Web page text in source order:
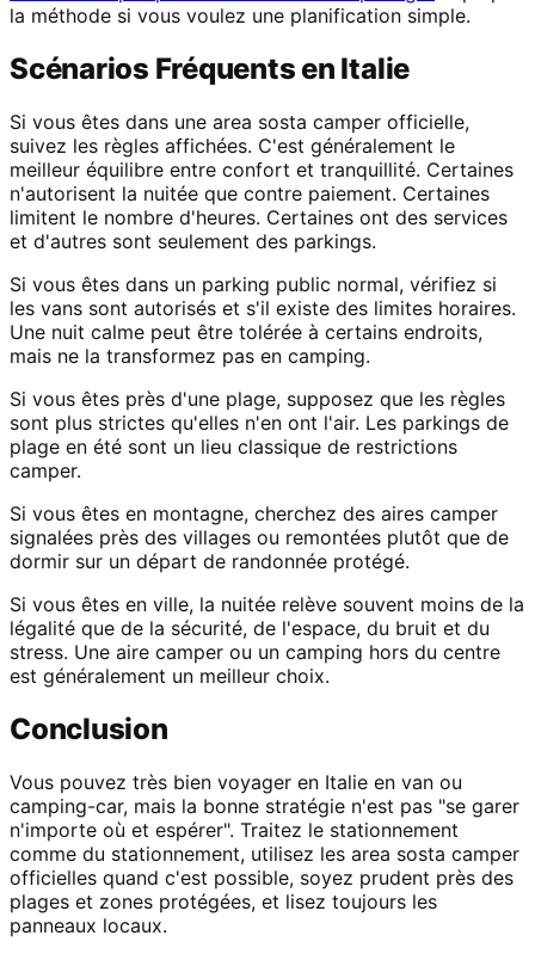
la méthode si vous voulez une planification simple.
Scénarios Fréquents en Italie
Si vous êtes dans une area sosta camper officielle,
suivez les règles affichées. C'est généralement le
meilleur équilibre entre confort et tranquillité. Certaines
n'autorisent la nuitée que contre paiement. Certaines
limitent le nombre d'heures. Certaines ont des services
et d'autres sont seulement des parkings.
Si vous êtes dans un parking public normal, vérifiez si
les vans sont autorisés et s'il existe des limites horaires.
Une nuit calme peut être tolérée à certains endroits,
mais ne la transformez pas en camping.
Si vous êtes près d'une plage, supposez que les règles
sont plus strictes qu'elles n'en ont l'air. Les parkings de
plage en été sont un lieu classique de restrictions
camper.
Si vous êtes en montagne, cherchez des aires camper
signalées près des villages ou remontées plutôt que de
dormir sur un départ de randonnée protégé.
Si vous êtes en ville, la nuitée relève souvent moins de la
légalité que de la sécurité, de l'espace, du bruit et du
stress. Une aire camper ou un camping hors du centre
est généralement un meilleur choix.
Conclusion
Vous pouvez très bien voyager en Italie en van ou
camping-car, mais la bonne stratégie n'est pas "se garer
n'importe où et espérer". Traitez le stationnement
comme du stationnement, utilisez les area sosta camper
officielles quand c'est possible, soyez prudent près des
plages et zones protégées, et lisez toujours les
panneaux locaux.